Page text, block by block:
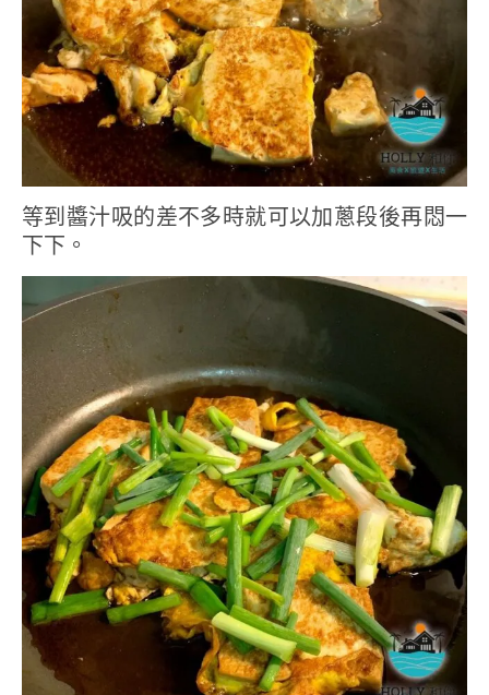
等到醬汁吸的差不多時就可以加蔥段後再悶一
下下。